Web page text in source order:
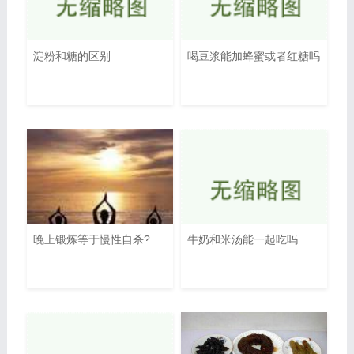
淀粉和糖的区别 喝豆浆能加蜂蜜或者红糖吗
晚上锻炼等于慢性自杀? 牛奶和米汤能一起吃吗